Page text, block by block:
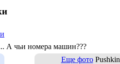
А чьи номера машин???
Еще фотоPushkin